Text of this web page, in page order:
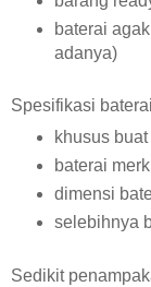
baterai
adanya)
Spesifikasi
khusus
baterai
dimensi
selebihnya
Sedikit